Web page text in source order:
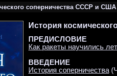
соперничества СССР и США
История
ПРЕДИСЛОВИЕ
Как ракеты научились
ВВЕДЕНИЕ
История соперничества